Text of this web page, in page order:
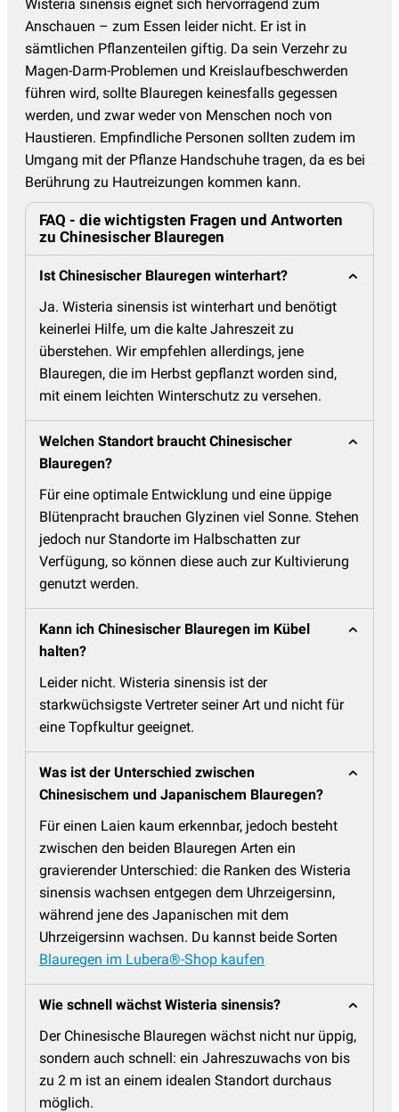
Wisteria sinensis eignet sich hervorragend zum
Anschauen – zum Essen leider nicht. Er ist in
sämtlichen Pflanzenteilen giftig. Da sein Verzehr zu
Magen-Darm-Problemen und Kreislaufbeschwerden
führen wird, sollte Blauregen keinesfalls gegessen
werden, und zwar weder von Menschen noch von
Haustieren. Empfindliche Personen sollten zudem im
Umgang mit der Pflanze Handschuhe tragen, da es bei
Berührung zu Hautreizungen kommen kann.
FAQ - die wichtigsten Fragen und Antworten
zu Chinesischer Blauregen
Ist Chinesischer Blauregen winterhart?
Ja. Wisteria sinensis ist winterhart und benötigt
keinerlei Hilfe, um die kalte Jahreszeit zu
überstehen. Wir empfehlen allerdings, jene
Blauregen, die im Herbst gepflanzt worden sind,
mit einem leichten Winterschutz zu versehen.
Welchen Standort braucht Chinesischer
Blauregen?
Für eine optimale Entwicklung und eine üppige
Blütenpracht brauchen Glyzinen viel Sonne. Stehen
jedoch nur Standorte im Halbschatten zur
Verfügung, so können diese auch zur Kultivierung
genutzt werden.
Kann ich Chinesischer Blauregen im Kübel
halten?
Leider nicht. Wisteria sinensis ist der
starkwüchsigste Vertreter seiner Art und nicht für
eine Topfkultur geeignet.
Was ist der Unterschied zwischen
Chinesischem und Japanischem Blauregen?
Für einen Laien kaum erkennbar, jedoch besteht
zwischen den beiden Blauregen Arten ein
gravierender Unterschied: die Ranken des Wisteria
sinensis wachsen entgegen dem Uhrzeigersinn,
während jene des Japanischen mit dem
Uhrzeigersinn wachsen. Du kannst beide Sorten
Blauregen im Lubera®-Shop kaufen
Wie schnell wächst Wisteria sinensis?
Der Chinesische Blauregen wächst nicht nur üppig,
sondern auch schnell: ein Jahreszuwachs von bis
zu 2 m ist an einem idealen Standort durchaus
möglich.